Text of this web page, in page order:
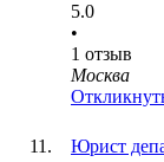
5.0
•
1 отзыв
Москва
Юрист